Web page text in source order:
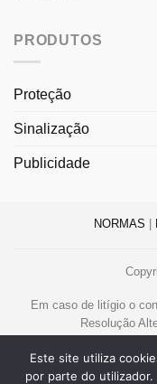
PRODUTOS
Proteção
Sinalização
Publicidade
NORMAS
Em caso de litígio o
Resolução
Mais informações em
Este site utiliza
por parte do